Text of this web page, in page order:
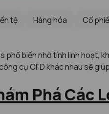
tệ Hàng hóa Cổ
phổ biến nhờ tính linh hoạt,
cụ CFD khác nhau sẽ
Phá Các